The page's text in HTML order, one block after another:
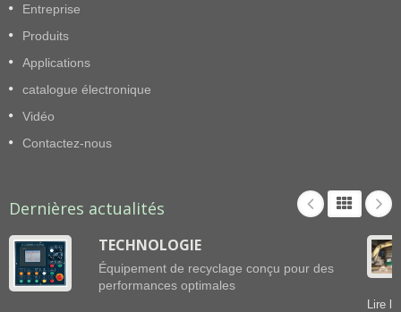
Entreprise
Produits
Applications
catalogue électronique
Vidéo
Contactez-nous
Dernières actualités
TECHNOLOGIE
Équipement de recyclage conçu pour des
performances optimales
Lire